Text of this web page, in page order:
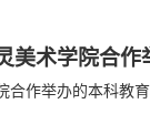
美术学院合